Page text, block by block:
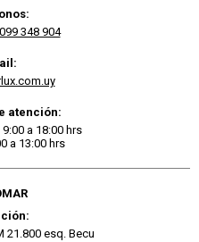
099 348 904
atención:
a 18:00 hrs
a 13:00 hrs
21.800 esq. Becu